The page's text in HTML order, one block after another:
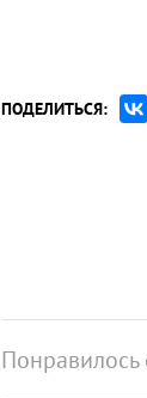
ПОДЕЛИТЬСЯ:
Понравилось